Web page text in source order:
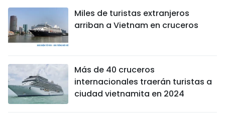
Miles de turistas extranjeros
arriban a Vietnam en cruceros
Más de 40 cruceros
internacionales traerán turistas a
ciudad vietnamita en 2024